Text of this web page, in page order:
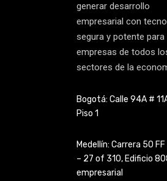
generar desarrollo
empresarial con
segura y potente para
empresas de todos
sectores de la
Bogotá: Calle 94A #
Piso 1
Medellín: Carrera 50
– 27 of 310, Edificio
empresarial